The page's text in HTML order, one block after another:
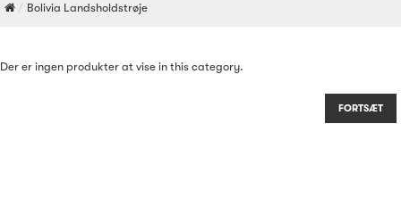
Bolivia Landsholdstrøje
Der er ingen produkter at vise in this category.
FORTSÆT